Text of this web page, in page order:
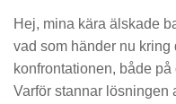
Hej, mina kära älskade
vad som händer nu
konfrontationen, både
Varför stannar